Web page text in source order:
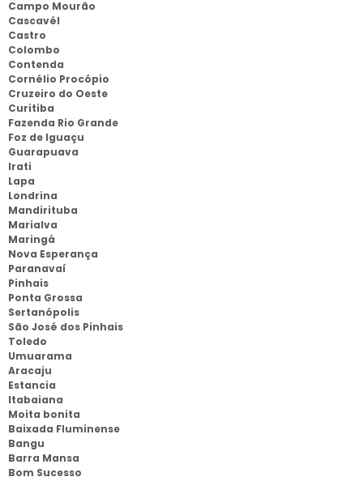
Campo Mourão
Cascavél
Castro
Colombo
Contenda
Cornélio Procópio
Cruzeiro do Oeste
Curitiba
Fazenda Rio Grande
Foz de Iguaçu
Guarapuava
Irati
Lapa
Londrina
Mandirituba
Marialva
Maringá
Nova Esperança
Paranavaí
Pinhais
Ponta Grossa
Sertanópolis
São José dos Pinhais
Toledo
Umuarama
Aracaju
Estancia
Itabaiana
Moita bonita
Baixada Fluminense
Bangu
Barra Mansa
Bom Sucesso